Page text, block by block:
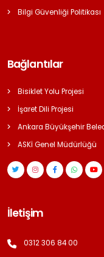
Bilgi Güvenliği Politikası
Bağlantılar
Bisiklet Yolu Projesi
İşaret Dili Projesi
Ankara Büyükşehir
ASKİ Genel Müdürlüğü
İletişim
0312 306 84 00